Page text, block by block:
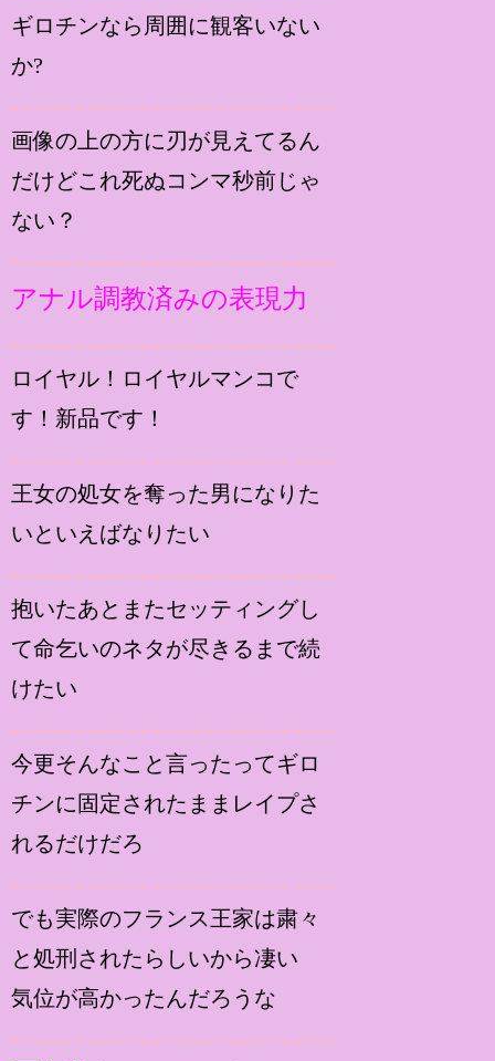
ギロチンなら周囲に観客いない
か?
画像の上の方に刃が見えてるん
だけどこれ死ぬコンマ秒前じゃ
ない？
アナル調教済みの表現力
ロイヤル！ロイヤルマンコで
す！新品です！
王女の処女を奪った男になりた
いといえばなりたい
抱いたあとまたセッティングし
て命乞いのネタが尽きるまで続
けたい
今更そんなこと言ったってギロ
チンに固定されたままレイプさ
れるだけだろ
でも実際のフランス王家は粛々
と処刑されたらしいから凄い
気位が高かったんだろうな